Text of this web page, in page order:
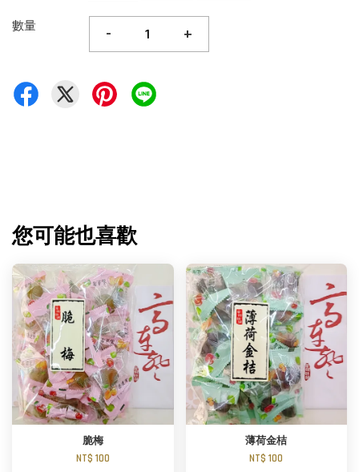
數量 - +
您可能也喜歡
脆梅
NT$ 100
薄荷金桔
NT$ 100